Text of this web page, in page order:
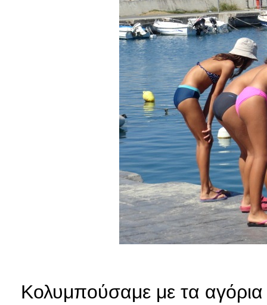
Κολυμπούσαμε με τα αγόρια